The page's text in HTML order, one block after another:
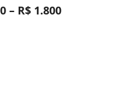
– R$ 1.800